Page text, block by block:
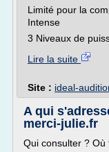
Limité pour la
Intense
3 Niveaux de
Lire la suite
Site : ideal-
A qui
merci-julie.fr
Qui consulter ?